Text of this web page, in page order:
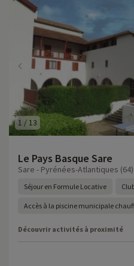
1 / 13
Le Pays Basque Sare
Sare - Pyrénées-Atlantiques (64)
Séjour en Formule Locative
Accès à la piscine municipale
Découvrir activités à proximité